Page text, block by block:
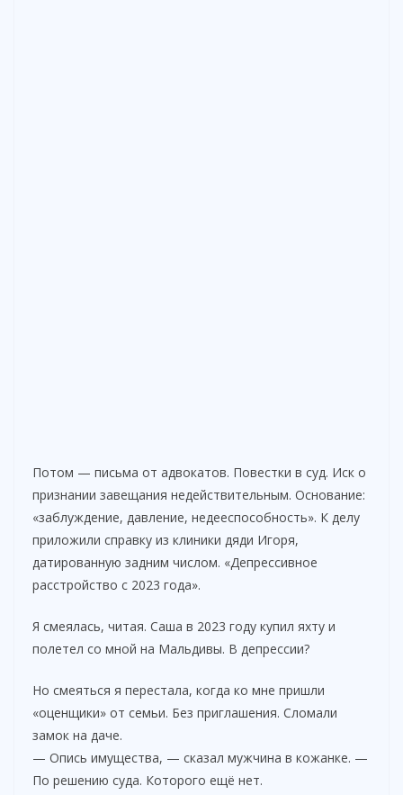
Потом — письма от адвокатов. Повестки в суд. Иск о
признании завещания недействительным. Основание:
«заблуждение, давление, недееспособность». К делу
приложили справку из клиники дяди Игоря,
датированную задним числом. «Депрессивное
расстройство с 2023 года».
Я смеялась, читая. Саша в 2023 году купил яхту и
полетел со мной на Мальдивы. В депрессии?
Но смеяться я перестала, когда ко мне пришли
«оценщики» от семьи. Без приглашения. Сломали
замок на даче.
— Опись имущества, — сказал мужчина в кожанке. —
По решению суда. Которого ещё нет.